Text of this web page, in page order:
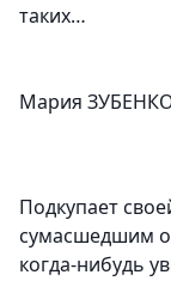
таких…
Мария ЗУБЕНКО
Подкупает
сумасшедшим
когда-нибудь